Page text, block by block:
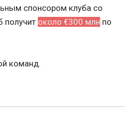
спонсором клуба со
получит около €300 млн по
команд.